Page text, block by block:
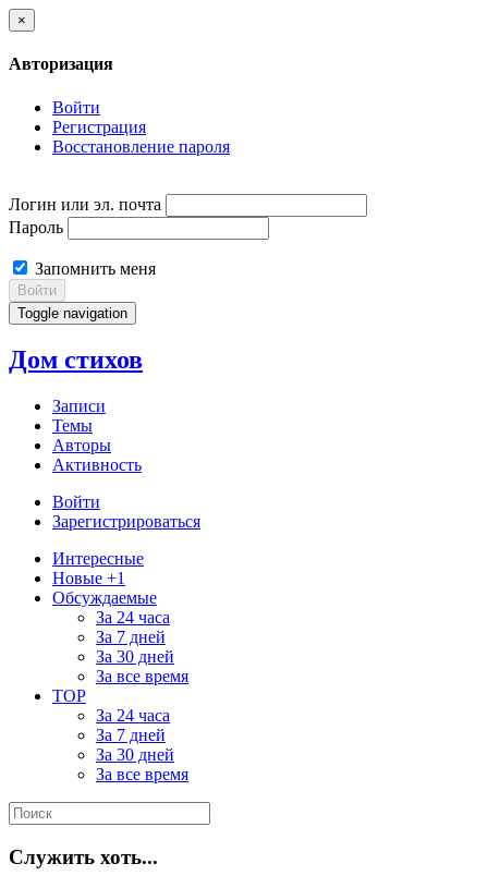
×
Авторизация
Войти
Регистрация
Восстановление пароля
Логин или эл. почта
Пароль
Запомнить меня
Войти
Toggle navigation
Дом стихов
Записи
Темы
Авторы
Активность
Войти
Зарегистрироваться
Интересные
Новые +1
Обсуждаемые
За 24 часа
За 7 дней
За 30 дней
За все время
TOP
За 24 часа
За 7 дней
За 30 дней
За все время
Служить хоть...